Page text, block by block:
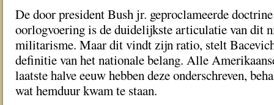
De door president Bush jr. geproclameerde
oorlogvoering is de duidelijkste articulatie van dit
militarisme. Maar dit vindt zijn ratio, stelt
definitie van het nationale belang. Alle
laatste halve eeuw hebben deze onderschreven,
wat hem duur kwam te staan.